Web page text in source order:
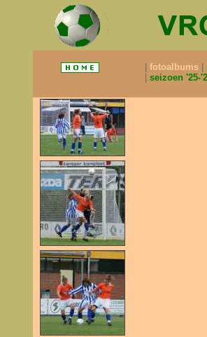
fotoalbums
seizoen '25-